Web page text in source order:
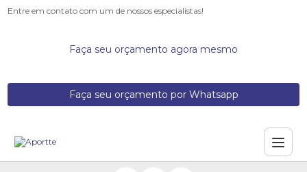
Entre em contato com um de nossos especialistas!
Faça seu orçamento agora mesmo
Faça seu orçamento por Whatsapp